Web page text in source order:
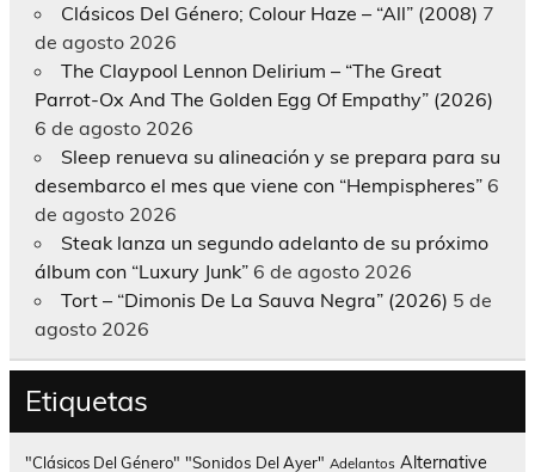
Clásicos Del Género; Colour Haze – “All” (2008) 7
de agosto 2026
The Claypool Lennon Delirium – “The Great
Parrot-Ox And The Golden Egg Of Empathy” (2026)
6 de agosto 2026
Sleep renueva su alineación y se prepara para su
desembarco el mes que viene con “Hempispheres” 6
de agosto 2026
Steak lanza un segundo adelanto de su próximo
álbum con “Luxury Junk” 6 de agosto 2026
Tort – “Dimonis De La Sauva Negra” (2026) 5 de
agosto 2026
Etiquetas
"Clásicos Del Género" "Sonidos Del Ayer" Adelantos Alternative